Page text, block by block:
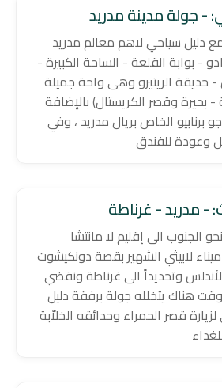
- جولة مدينة مدريد
دليل سياحي لاهم معالم مدريد
- بوابة القلعة - الساحة الكبيرة -
حديقة الريتيرو وهى واحة جميلة
بحيرة وقصر الكريستال) بالإضافة
برنابيو الخاص بريال مدريد ، وفي
وعودة للفندق
- مدريد - غرناطة
الجنوب الى إقليم لا مانتشا
لابيثي الشهير بقصة دونكيشوت
وتحديداً الى غرناطة ونقضي
هناك يتخلله جولة برفقة دليل
قصر الحمراء وحدائقه الخلاّبة